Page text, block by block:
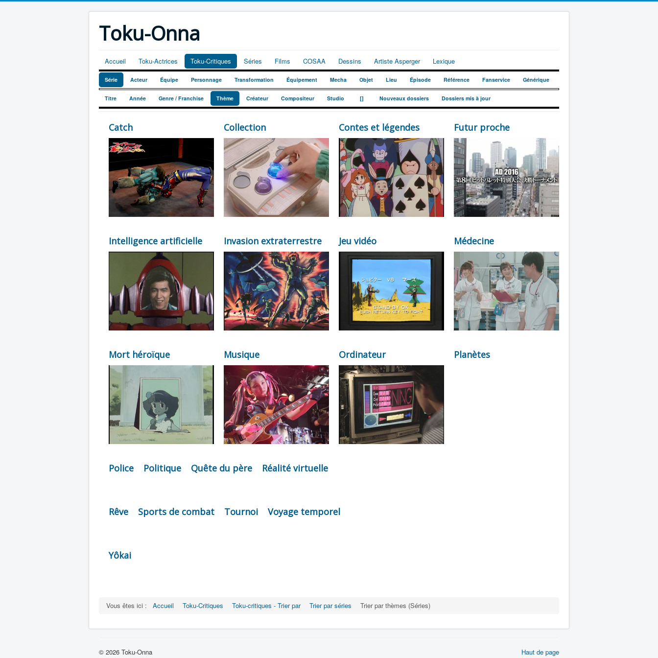
Toku-Onna
Accueil Toku-Actrices Toku-Critiques Séries Films COSAA Dessins Artiste Asperger Lexique
Série Acteur Équipe Personnage Transformation Équipement Mecha Objet Lieu Épisode Référence Fanservice Générique
Titre Année Genre / Franchise Thème Créateur Compositeur Studio [] Nouveaux dossiers Dossiers mis à jour
Catch Collection Contes et légendes Futur proche
Intelligence artificielle Invasion extraterrestre Jeu vidéo Médecine
Mort héroïque Musique Ordinateur Planètes
Police Politique Quête du père Réalité virtuelle
Rêve Sports de combat Tournoi Voyage temporel
Yôkai
Vous êtes ici : Accueil Toku-Critiques Toku-critiques - Trier par Trier par séries Trier par thèmes (Séries)
Haut de page
© 2026 Toku-Onna